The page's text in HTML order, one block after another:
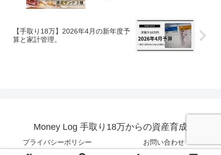
【手取り18万】2026年4月の新年度予
算と家計管理。
Money Log 手取り18万からの資産育成
プライバシーポリシー お問い合わせ